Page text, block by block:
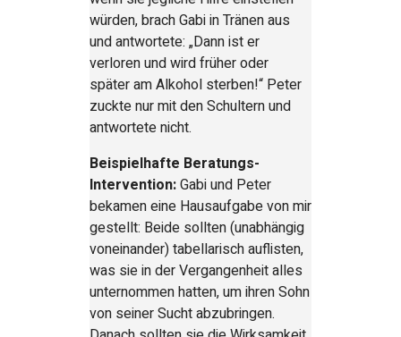
würden, brach Gabi in Tränen aus
und antwortete: „Dann ist er
verloren und wird früher oder
später am Alkohol sterben!“ Peter
zuckte nur mit den Schultern und
antwortete nicht.
Beispielhafte Beratungs-
Intervention:Gabi und Peter
bekamen eine Hausaufgabe von mir
gestellt: Beide sollten (unabhängig
voneinander) tabellarisch auflisten,
was sie in der Vergangenheit alles
unternommen hatten, um ihren Sohn
von seiner Sucht abzubringen.